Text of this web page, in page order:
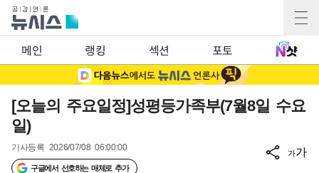
메인 랭킹 섹션 포토
[오늘의 주요일정]성평등가족부(7월8일 수요
일)
기사등록 2026/07/08 06:00:00
구글에서 선호하는 매체로 추가
가가